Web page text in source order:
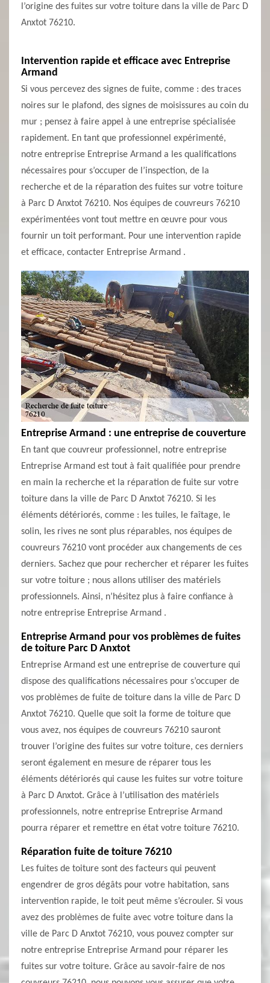
l’origine des fuites sur votre toiture dans la ville de Parc D
Anxtot 76210.
Intervention rapide et efficace avec Entreprise
Armand
Si vous percevez des signes de fuite, comme : des traces
noires sur le plafond, des signes de moisissures au coin du
mur ; pensez à faire appel à une entreprise spécialisée
rapidement. En tant que professionnel expérimenté,
notre entreprise Entreprise Armand a les qualifications
nécessaires pour s’occuper de l’inspection, de la
recherche et de la réparation des fuites sur votre toiture
à Parc D Anxtot 76210. Nos équipes de couvreurs 76210
expérimentées vont tout mettre en œuvre pour vous
fournir un toit performant. Pour une intervention rapide
et efficace, contacter Entreprise Armand .
Entreprise Armand : une entreprise de couverture
En tant que couvreur professionnel, notre entreprise
Entreprise Armand est tout à fait qualifiée pour prendre
en main la recherche et la réparation de fuite sur votre
toiture dans la ville de Parc D Anxtot 76210. Si les
éléments détériorés, comme : les tuiles, le faîtage, le
solin, les rives ne sont plus réparables, nos équipes de
couvreurs 76210 vont procéder aux changements de ces
derniers. Sachez que pour rechercher et réparer les fuites
sur votre toiture ; nous allons utiliser des matériels
professionnels. Ainsi, n’hésitez plus à faire confiance à
notre entreprise Entreprise Armand .
Entreprise Armand pour vos problèmes de fuites
de toiture Parc D Anxtot
Entreprise Armand est une entreprise de couverture qui
dispose des qualifications nécessaires pour s’occuper de
vos problèmes de fuite de toiture dans la ville de Parc D
Anxtot 76210. Quelle que soit la forme de toiture que
vous avez, nos équipes de couvreurs 76210 sauront
trouver l’origine des fuites sur votre toiture, ces derniers
seront également en mesure de réparer tous les
éléments détériorés qui cause les fuites sur votre toiture
à Parc D Anxtot. Grâce à l’utilisation des matériels
professionnels, notre entreprise Entreprise Armand
pourra réparer et remettre en état votre toiture 76210.
Réparation fuite de toiture 76210
Les fuites de toiture sont des facteurs qui peuvent
engendrer de gros dégâts pour votre habitation, sans
intervention rapide, le toit peut même s’écrouler. Si vous
avez des problèmes de fuite avec votre toiture dans la
ville de Parc D Anxtot 76210, vous pouvez compter sur
notre entreprise Entreprise Armand pour réparer les
fuites sur votre toiture. Grâce au savoir-faire de nos